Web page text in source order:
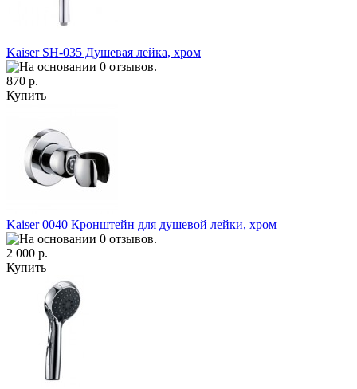
Kaiser SH-035 Душевая лейка, хром
870 р.
Купить
Kaiser 0040 Кронштейн для душевой лейки, хром
2 000 р.
Купить